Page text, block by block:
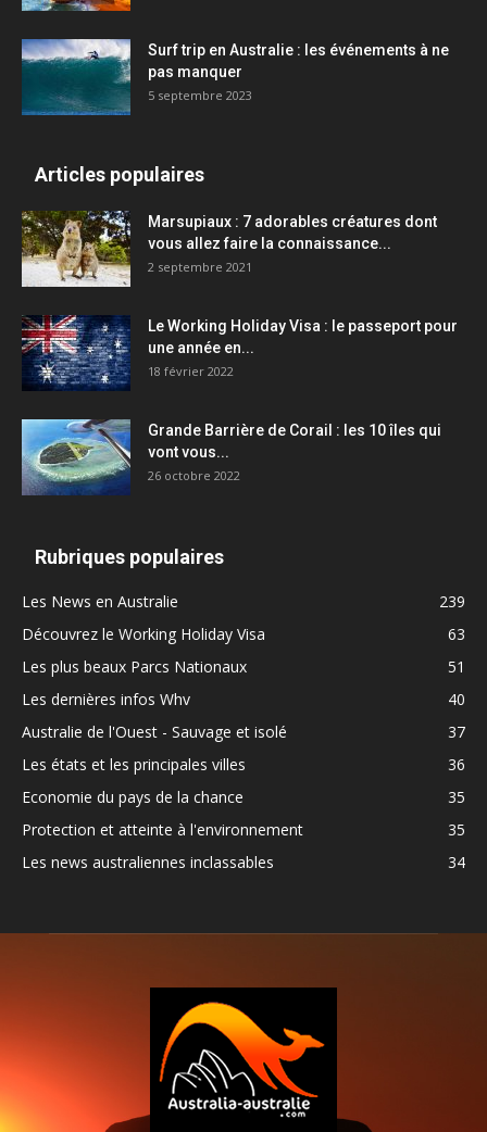
Surf trip en Australie : les événements à ne
pas manquer
5 septembre 2023
Articles populaires
Marsupiaux : 7 adorables créatures dont
vous allez faire la connaissance...
2 septembre 2021
Le Working Holiday Visa : le passeport pour
une année en...
18 février 2022
Grande Barrière de Corail : les 10 îles qui
vont vous...
26 octobre 2022
Rubriques populaires
Les News en Australie
239
Découvrez le Working Holiday Visa
63
Les plus beaux Parcs Nationaux
51
Les dernières infos Whv
40
Australie de l'Ouest - Sauvage et isolé
37
Les états et les principales villes
36
Economie du pays de la chance
35
Protection et atteinte à l'environnement
35
Les news australiennes inclassables
34